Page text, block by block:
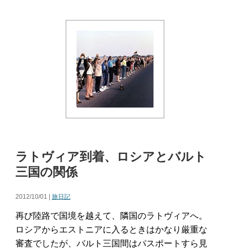
ラトヴィア到着、ロシアとバルト
三国の関係
2012/10/01 | 旅日記
再び陸路で国境を越えて、隣国のラトヴィアへ。
ロシアからエストニアに入るときはかなり厳重な
審査でしたが、バルト三国間はパスポートすら見